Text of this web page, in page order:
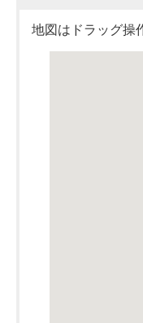
地図はドラッグ操